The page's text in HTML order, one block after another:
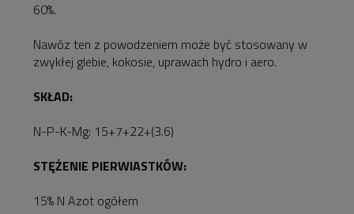
60%.
Nawóz ten z powodzeniem może być stosowany w
zwykłej glebie, kokosie, uprawach hydro i aero.
SKŁAD:
N-P-K-Mg: 15+7+22+(3.6)
STĘŻENIE PIERWIASTKÓW:
15% N Azot ogółem